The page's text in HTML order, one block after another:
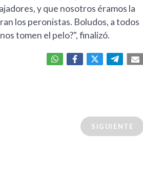
y que nosotros éramos la
los peronistas. Boludos, a todos
tomen el pelo?", finalizó.
SIGUIENTE